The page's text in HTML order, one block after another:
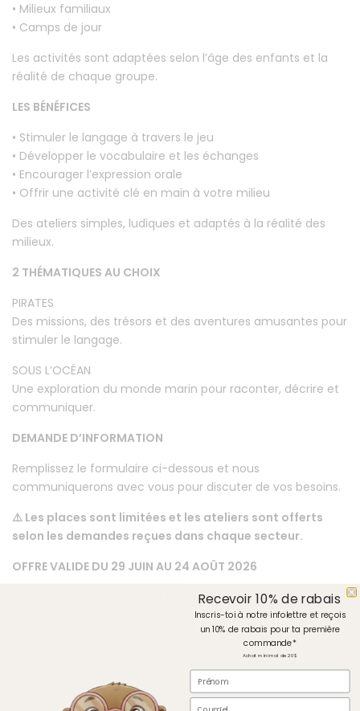
• Milieux familiaux
• Camps de jour
Les activités sont adaptées selon l’âge des enfants et la
réalité de chaque groupe.
LES BÉNÉFICES
• Stimuler le langage à travers le jeu
• Développer le vocabulaire et les échanges
• Encourager l’expression orale
• Offrir une activité clé en main à votre milieu
Des ateliers simples, ludiques et adaptés à la réalité des
milieux.
2 THÉMATIQUES AU CHOIX
PIRATES
Des missions, des trésors et des aventures amusantes pour
stimuler le langage.
SOUS L’OCÉAN
Une exploration du monde marin pour raconter, décrire et
communiquer.
DEMANDE D’INFORMATION
Remplissez le formulaire ci-dessous et nous
communiquerons avec vous pour discuter de vos besoins.
⚠️ Les places sont limitées et les ateliers sont offerts
selon les demandes reçues dans chaque secteur.
OFFRE VALIDE DU 29 JUIN AU 24 AOÛT 2026
Merci de votre intérêt pour les ateliers estivaux du Moulin à
S'inscrire
Recevoir 10% de rabais
Inscris-toi à notre infolettre et reçois
un 10% de rabais pour ta première
commande*
Achat minimal de 20$
Prénom
Courriel